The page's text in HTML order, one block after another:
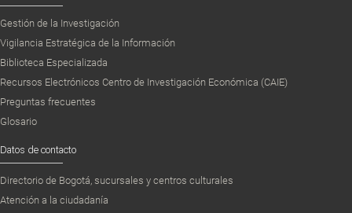
Gestión de la Investigación
Vigilancia Estratégica de la Información
Biblioteca Especializada
Recursos Electrónicos Centro de Investigación Económica (CAIE)
Preguntas frecuentes
Glosario
Datos de contacto
Directorio de Bogotá, sucursales y centros culturales
Atención a la ciudadanía